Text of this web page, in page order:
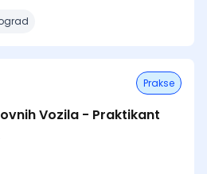
Prakse
Vozila - Praktikant